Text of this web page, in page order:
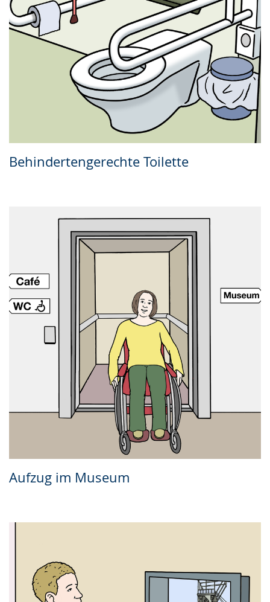
Behindertengerechte Toilette
Aufzug im Museum